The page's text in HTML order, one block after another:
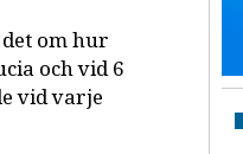
om hur
och vid 6
vid varje